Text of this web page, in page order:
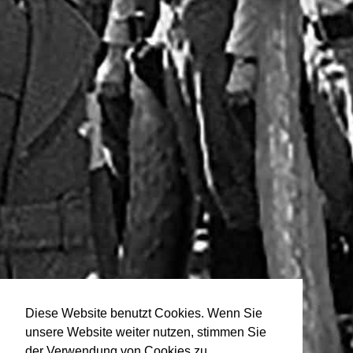
Diese Website benutzt Cookies. Wenn Sie
unsere Website weiter nutzen, stimmen Sie